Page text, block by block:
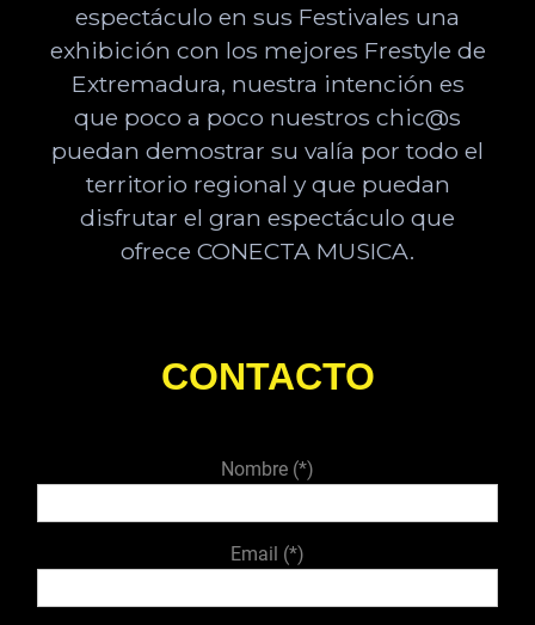
espectáculo en sus Festivales una
exhibición con los mejores Frestyle de
Extremadura, nuestra intención es
que poco a poco nuestros chic@s
puedan demostrar su valía por todo el
territorio regional y que puedan
disfrutar el gran espectáculo que
ofrece CONECTA MUSICA.
CONTACTO
Nombre (*)
Email (*)